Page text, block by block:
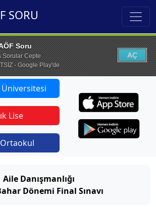
SORU
Soru
Sorular Cepte
- Google Play'de
AÇ
Üniversitesi
Lise
Ortaokul
Aile Danışmanlığı
Dönemi Final Sınavı